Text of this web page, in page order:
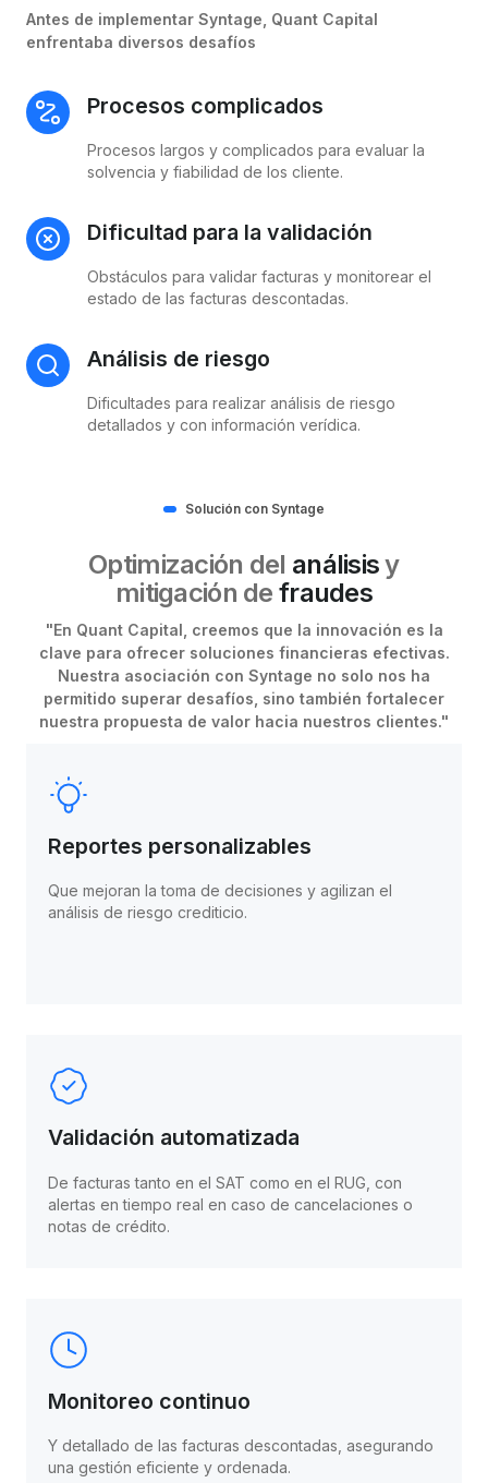
Antes de implementar Syntage, Quant Capital
enfrentaba diversos desafíos
Procesos complicados
Procesos largos y complicados para evaluar la
solvencia y fiabilidad de los cliente.
Dificultad para la validación
Obstáculos para validar facturas y monitorear el
estado de las facturas descontadas.
Análisis de riesgo
Dificultades para realizar análisis de riesgo
detallados y con información verídica.
Solución con Syntage
Optimización del análisisy
mitigación de fraudes
"En Quant Capital , creemos que la innovación es la
clave para ofrecer soluciones financieras efectivas.
Nuestra asociación con Syntage no solo nos ha
permitido superar desafíos, sino también fortalecer
nuestra propuesta de valor hacia nuestros clientes."
Reportes personalizables
Que mejoran la toma de decisiones y agilizan el
análisis de riesgo crediticio.
Validación automatizada
De facturas tanto en el SAT como en el RUG, con
alertas en tiempo real en caso de cancelaciones o
notas de crédito.
Monitoreo continuo
Y detallado de las facturas descontadas, asegurando
una gestión eficiente y ordenada.